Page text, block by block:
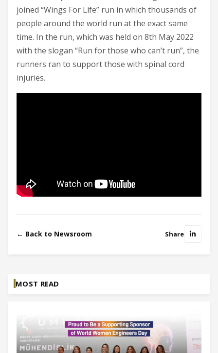
joined “Wings For Life” run in which thousands of
people around the world run at the exact same
time. In the run, which was held on 8th May 2022
with the slogan “Run for those who can’t run”, the
runners ran to support those with spinal cord
injuries.
← Back to Newsroom Share
MOST READ